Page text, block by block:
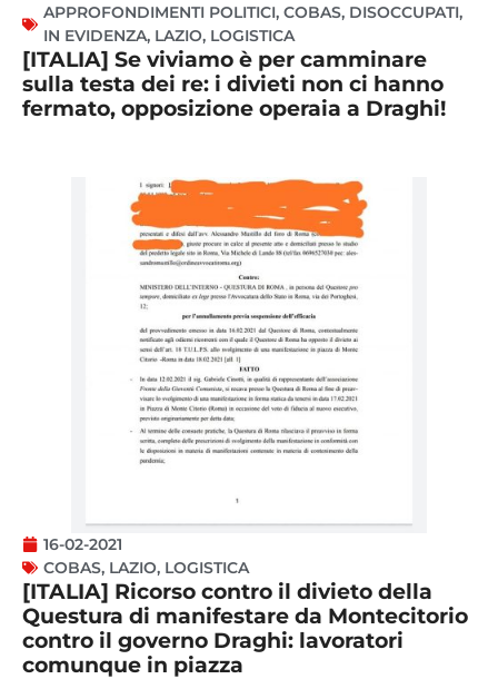
APPROFONDIMENTI POLITICI, COBAS, DISOCCUPATI,
IN EVIDENZA, LAZIO, LOGISTICA
[ITALIA] Se viviamo è per camminare
sulla testa dei re: i divieti non ci hanno
fermato, opposizione operaia a Draghi!
16-02-2021
COBAS, LAZIO, LOGISTICA
[ITALIA] Ricorso contro il divieto della
Questura di manifestare da Montecitorio
contro il governo Draghi: lavoratori
comunque in piazza